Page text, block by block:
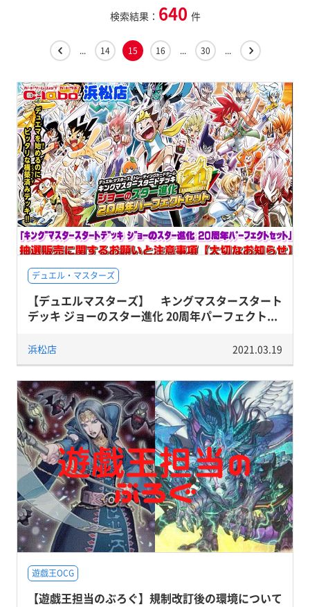
検索結果： 640 件
... 14 15 16 ... 30 ...
デュエル・マスターズ
【デュエルマスターズ】 キングマスタースタート
デッキ ジョーのスター進化 20周年パーフェクト...
浜松店 2021.03.19
遊戯王OCG
【遊戯王担当のぶろぐ】規制改訂後の環境について